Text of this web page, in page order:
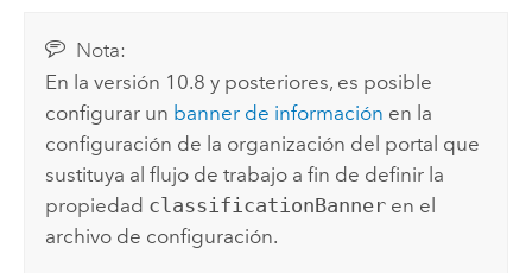
Nota:
En la versión 10.8 y posteriores, es posible
configurar un banner de información en la
configuración de la organización del portal que
sustituya al flujo de trabajo a fin de definir la
propiedad classificationBanner en el
archivo de configuración.